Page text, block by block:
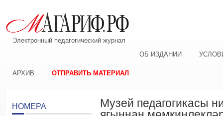
Электронный педагогический журнал
ОБ ИЗДАНИИ
АРХИВ ОТПРАВИТЬ МАТЕРИАЛ
Музей педагогикасы
НОМЕРА